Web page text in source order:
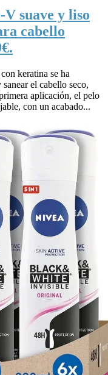
suave y liso
cabello
keratina se ha
el cabello seco,
aplicación, el pelo
con un acabado...